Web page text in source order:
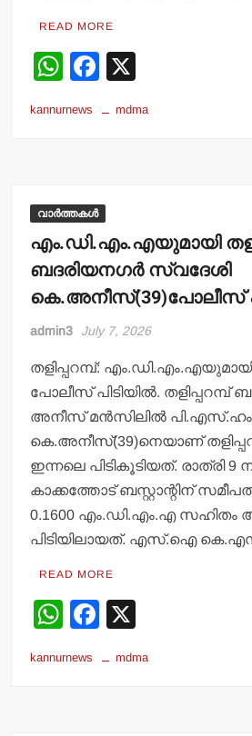
READ MORE
W
at
p
p
F
c
o
o
k
kannurnews mdma
വാർത്തകൾ
എം.ഡി.എം.എയുമായി
ബദരിയനഗര്‍ സ്വദേശി
കെ.അനീസ്(39)പോലീസ്
admin3 July 7, 2026
തളിപ്പറമ്പ്:
പോലീസ് പിടിയില്‍. തളിപ്പറമ്പ്
അനീസ് മന്‍സിലില്‍
കെ.അനീസ്(39)നെയാണ്
ഇന്നലെ പിടികൂടിയത്. രാത്രി 9 ന്
കാക്കത്തോട് ബസ്റ്റാന്റിന്
0.1600 എം.ഡി.എം.എ സഹിതം
പിടിയിലായത്. എസ്.ഐ
READ MORE
W
at
F
c
kannurnews mdma